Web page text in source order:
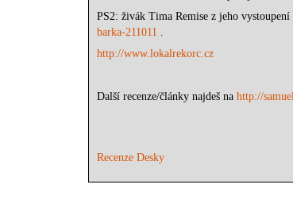
PS2: živák Tima Remise z jeho
barka-211011 .
http://www.lokalrekorc.cz
Další recenze/články najdeš na http://
Recenze Desky